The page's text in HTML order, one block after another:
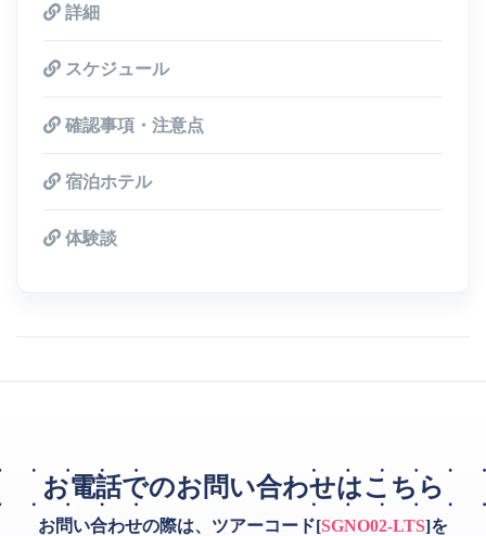
詳細
スケジュール
確認事項・注意点
宿泊ホテル
体験談
お電話でのお問い合わせはこちら
お問い合わせの際は、ツアーコード[SGNO02-LTS]を